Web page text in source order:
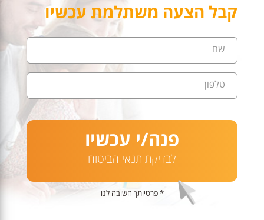
קבל הצעה משתלמת עכשיו
שם
טלפון
פנה/י עכשיו
לבדיקת תנאי הביטוח
* פרטיותך חשובה לנו